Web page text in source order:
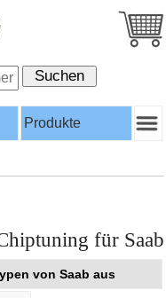
Produkte
für Saab
von Saab aus